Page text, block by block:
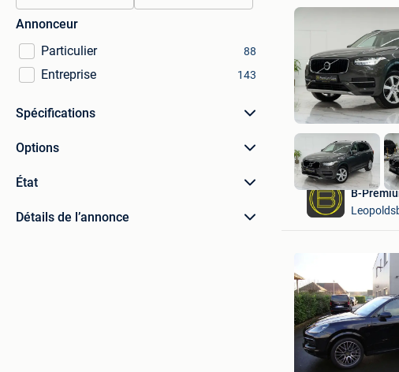
Annonceur
Particulier
88
Entreprise 143
Spécifications
Options
État
Détails de l’annonce
B-